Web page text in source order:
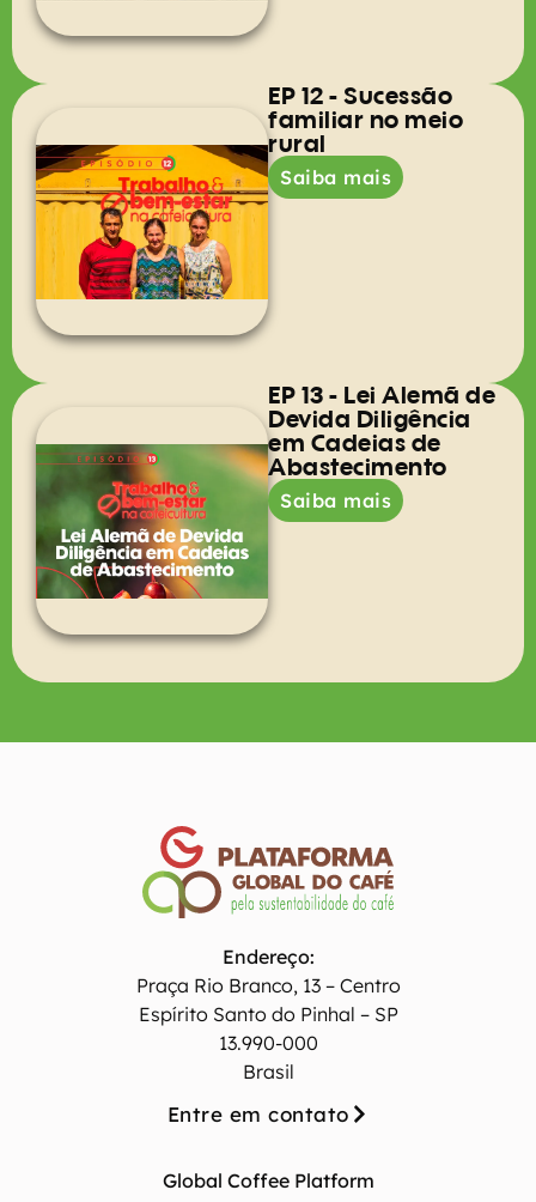
EP 12 - Sucessão
familiar no meio
rural
Saiba mais
EP 13 - Lei Alemã de
Devida Diligência
em Cadeias de
Abastecimento
Saiba mais
Endereço:
Praça Rio Branco, 13 – Centro
Espírito Santo do Pinhal – SP
13.990-000
Brasil
Entre em contato
Global Coffee Platform